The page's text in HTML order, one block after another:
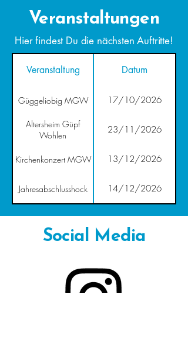
Veranstaltungen
Hier findest Du die nächsten Auftritte!
Veranstaltung Datum
Güggeliobig MGW 17/10/2026
Altersheim Güpf
Wohlen
23/11/2026
Kirchenkonzert MGW 13/12/2026
Jahresabschlusshock 14/12/2026
Social Media